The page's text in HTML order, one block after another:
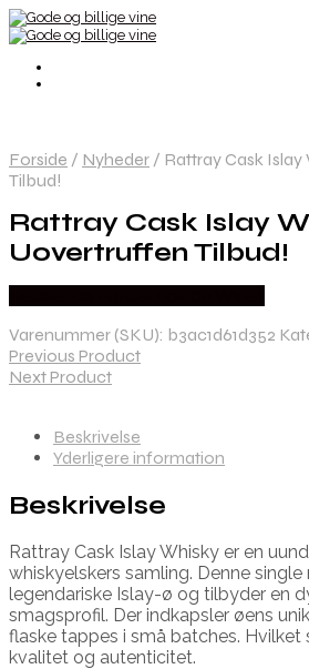
Forside / Nyheder / Rattray Cask
Tilbud!
Rattray Cask Islay
Uovertruffen Tilbud!
Varenummer (SKU): b3ac1d61d352
Previous Product
Next Product
Beskrivelse
Yderligere information
Beskrivelse
Rattray Cask Islay Whisky er en
whiskyelskers samling. Denne
legendariske Islay-ø og tilbyder en
smagsprofil. Der indkapsler øens
flaske tappes i små batches. Hvilket
kvalitet og autenticitet.